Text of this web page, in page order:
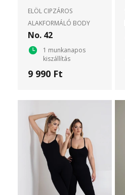
ELÖL CIPZÁROS
ALAKFORMÁLÓ BODY
No. 42
1 munkanapos
kiszállítás
9 990 Ft